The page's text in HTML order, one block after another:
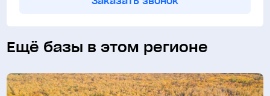
Ещё базы в этом регионе